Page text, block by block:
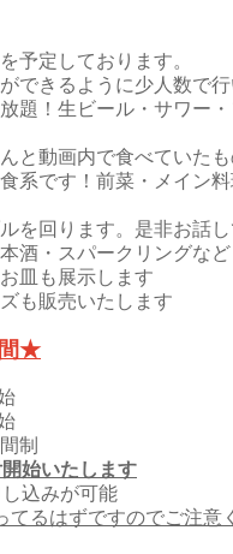
予定しております。
できるように少人数で行
題！生ビール・サワー
と動画内で食べていた
系です！前菜・メイン
を回ります。是非お話
酒・スパークリングな
皿も展示します
も販売いたします
★
制
始いたします
込みが可能
るはずですのでご注意